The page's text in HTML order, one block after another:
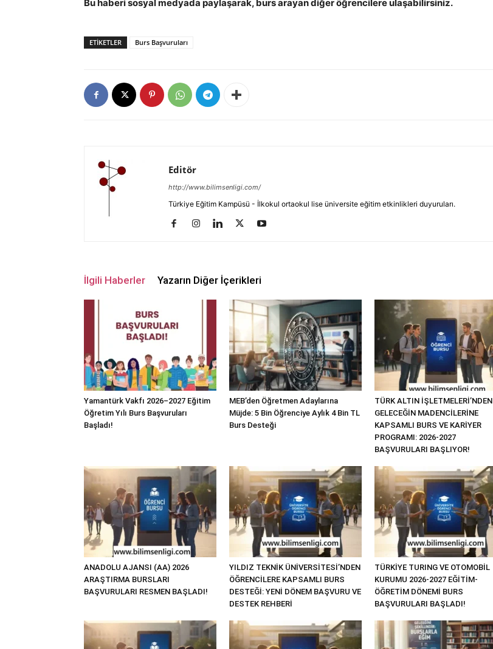
Bu haberi sosyal medyada paylaşarak, burs arayan diğer öğrencilere ulaşabilirsiniz.
ETIKETLER Burs Başvuruları
Editör
http://www.bilimsenligi.com/
Türkiye Eğitim Kampüsü - İlkokul ortaokul lise üniversite eğitim etkinlikleri duyuruları.
İlgili Haberler Yazarın Diğer İçerikleri
Yamantürk Vakfı 2026–2027 Eğitim
Öğretim Yılı Burs Başvuruları
Başladı!
MEB’den Öğretmen Adaylarına
Müjde: 5 Bin Öğrenciye Aylık 4 Bin TL
Burs Desteği
TÜRK ALTIN İŞLETMELERİ’NDEN
GELECEĞİN MADENCİLERİNE
KAPSAMLI BURS VE KARİYER
PROGRAMI: 2026-2027
BAŞVURULARI BAŞLIYOR!
ANADOLU AJANSI (AA) 2026
ARAŞTIRMA BURSLARI
BAŞVURULARI RESMEN BAŞLADI!
YILDIZ TEKNİK ÜNİVERSİTESİ’NDEN
ÖĞRENCİLERE KAPSAMLI BURS
DESTEĞİ: YENİ DÖNEM BAŞVURU VE
DESTEK REHBERİ
TÜRKİYE TURING VE OTOMOBİL
KURUMU 2026-2027 EĞİTİM-
ÖĞRETİM DÖNEMİ BURS
BAŞVURULARI BAŞLADI!